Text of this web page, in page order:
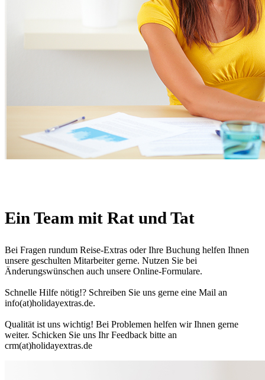
Ein Team mit Rat und Tat
Bei Fragen rundum Reise-Extras oder Ihre Buchung helfen Ihnen
unsere geschulten Mitarbeiter gerne. Nutzen Sie bei
Änderungswünschen auch unsere Online-Formulare.
Schnelle Hilfe nötig!? Schreiben Sie uns gerne eine Mail an
info(at)holidayextras.de.
Qualität ist uns wichtig! Bei Problemen helfen wir Ihnen gerne
weiter. Schicken Sie uns Ihr Feedback bitte an
crm(at)holidayextras.de